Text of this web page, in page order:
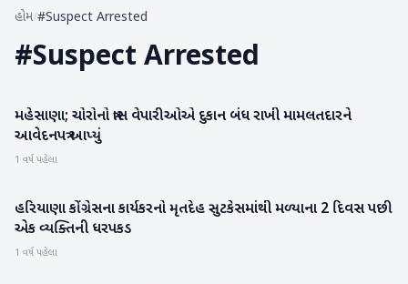
હોમ/#Suspect Arrested
#Suspect Arrested
મહેસાણા
મહેસાણા; ચોરોનો ત્રાસ વેપારીઓએ દુકાન બંધ રાખી મામલતદારને
આવેદનપત્ર આપ્યું
1 વર્ષ પહેલા
રાષ્ટ્રીય
હરિયાણા કોંગ્રેસના કાર્યકરનો મૃતદેહ સુટકેસમાંથી મળ્યાના 2 દિવસ પછી
એક વ્યક્તિની ધરપકડ
1 વર્ષ પહેલા